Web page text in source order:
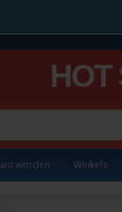
HOT
worden Winkels